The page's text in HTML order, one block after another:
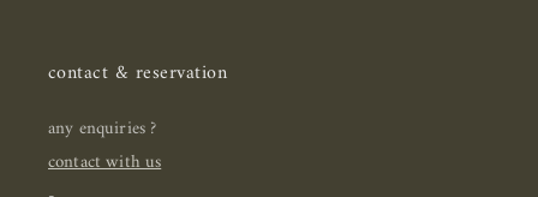
contact & reservation
any enquiries ?
contact with us